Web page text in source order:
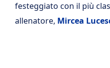
festeggiato con il più
allenatore, Mircea